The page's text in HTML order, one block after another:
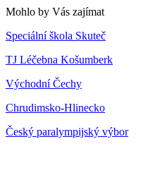
Mohlo by Vás zajímat
Speciální škola Skuteč
TJ Léčebna Košumberk
Východní Čechy
Chrudimsko-Hlinecko
Český paralympijský výbor